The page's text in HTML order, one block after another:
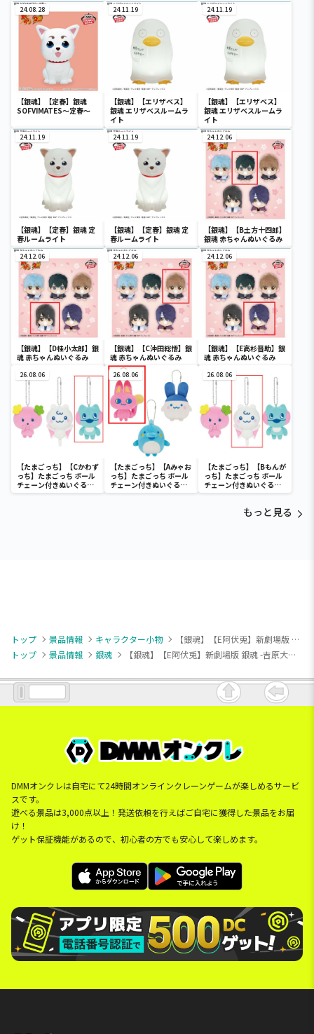
24.08.28
【銀魂】【定春】銀魂
SOFVIMATES～定春～
24.11.19
【銀魂】【エリザベス】
銀魂 エリザベスルームラ
イト
24.11.19
【銀魂】【エリザベス】
銀魂 エリザベスルームラ
イト
24.11.19
【銀魂】【定春】銀魂 定
春ルームライト
24.11.19
【銀魂】【定春】銀魂 定
春ルームライト
24.12.06
【銀魂】【B土方十四郎】
銀魂 赤ちゃんぬいぐるみ
24.12.06
【銀魂】【D桂小太郎】銀
魂 赤ちゃんぬいぐるみ
24.12.06
【銀魂】【C沖田総悟】銀
魂 赤ちゃんぬいぐるみ
24.12.06
【銀魂】【E高杉晋助】銀
魂 赤ちゃんぬいぐるみ
26.08.06
【たまごっち】【Cかわず
っち】たまごっち ボール
チェーン付きぬいぐるみ
～Tamagotchi
26.08.06
【たまごっち】【Aみゃお
っち】たまごっち ボール
チェーン付きぬいぐるみ
～Tamagotchi
26.08.06
【たまごっち】【Bもんが
っち】たまごっち ボール
チェーン付きぬいぐるみ
～Tamagotchi
もっと見る
トップ 景品情報 キャラクター小物
【銀魂】【E阿伏兎】新劇場版 銀魂 -吉原大炎上- ちびぐるみvol.1
トップ
景品情報 銀魂 【銀魂】【E阿伏兎】新劇場版 銀魂 -吉原大炎上- ちびぐるみvol.1
DMMオンクレは自宅にて24時間オンラインクレーンゲームが楽しめるサービ
スです。
遊べる景品は3,000点以上！発送依頼を行えばご自宅に獲得した景品をお届
け！
ゲット保証機能があるので、初心者の方でも安心して楽しめます。